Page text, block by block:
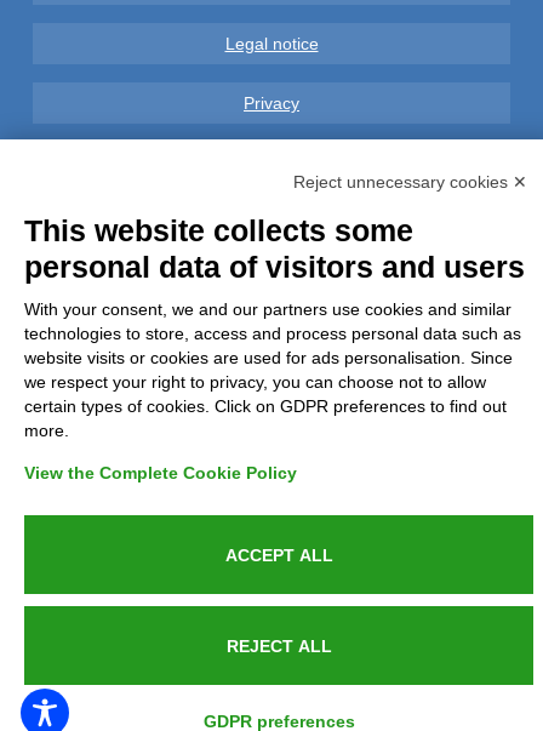
PUBLIC SERVICE ANNOUNCEMENT
Legal notice
Privacy
Complaints
Refunds and Indemnities
Contacts
Azienda certificata UNI EN ISO 9001:2015
P.IVA 05538100727 - C.so Italia n.8 70123, BARI
Reject unnecessary cookies ✕
This website collects some
personal data of visitors and users
With your consent, we and our partners use cookies and similar
technologies to store, access and process personal data such as
website visits or cookies are used for ads personalisation. Since
we respect your right to privacy, you can choose not to allow
certain types of cookies. Click on GDPR preferences to find out
more.
View the Complete Cookie Policy
ACCEPT ALL
REJECT ALL
GDPR preferences